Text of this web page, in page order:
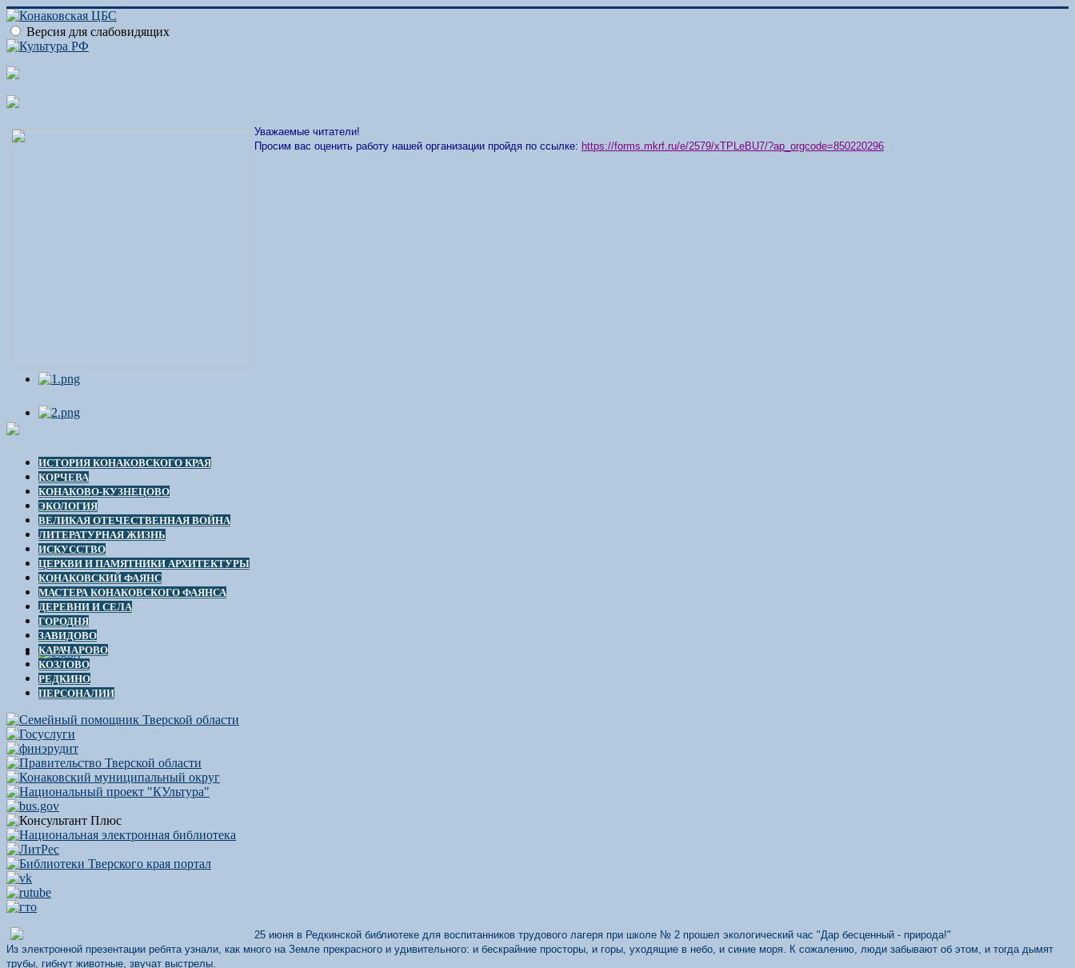
Версия для слабовидящих
Уважаемые читатели!
Просим вас оценить работу нашей организации пройдя по ссылке: https://forms.mkrf.ru/e/2579/xTPLeBU7/?ap_orgcode=850220296
ИСТОРИЯ КОНАКОВСКОГО КРАЯ
КОРЧЕВА
КОНАКОВО-КУЗНЕЦОВО
ЭКОЛОГИЯ
ВЕЛИКАЯ ОТЕЧЕСТВЕННАЯ ВОЙНА
ЛИТЕРАТУРНАЯ ЖИЗНЬ
ИСКУССТВО
ЦЕРКВИ И ПАМЯТНИКИ АРХИТЕКТУРЫ
КОНАКОВСКИЙ ФАЯНС
МАСТЕРА КОНАКОВСКОГО ФАЯНСА
ДЕРЕВНИ И СЕЛА
ГОРОДНЯ
ЗАВИДОВО
КАРАЧАРОВО
КОЗЛОВО
РЕДКИНО
ПЕРСОНАЛИИ
25 июня в Редкинской библиотеке для воспитанников трудового лагеря при школе № 2 прошел экологический час "Дар бесценный - природа!"
Из электронной презентации ребята узнали, как много на Земле прекрасного и удивительного: и бескрайние просторы, и горы, уходящие в небо, и синие моря. К сожалению, люди забывают об этом, и тогда дымят
трубы, гибнут животные, звучат выстрелы.